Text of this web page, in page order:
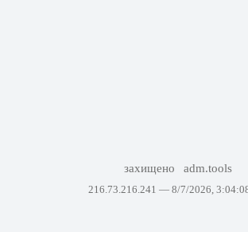
захищено adm.tools
216.73.216.241 — 8/7/2026,